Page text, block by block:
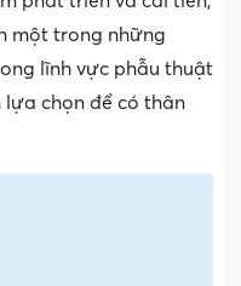
một trong những
lĩnh vực phẫu thuật
lựa chọn để có thân